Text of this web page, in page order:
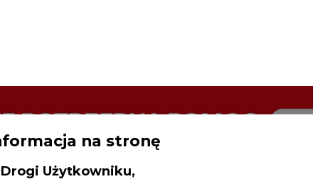
przetwarzać Twój adres IP, pliki cookies i
nt. aktywności lub urządzeń użytkownika.
będą traktowane dodatkowo jako dane
zgodnie z Rozporządzeniem Parlamentu
drukuj skomentuj udostępnij: